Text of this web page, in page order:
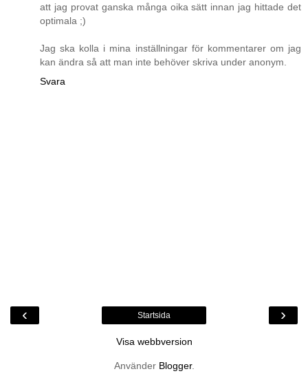
att jag provat ganska många oika sätt innan jag hittade det
optimala ;)
Jag ska kolla i mina inställningar för kommentarer om jag
kan ändra så att man inte behöver skriva under anonym.
Svara
‹ ›
Startsida
Visa webbversion
Använder Blogger.